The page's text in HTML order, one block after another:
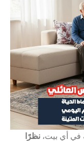
في أي بيت، نظرًا